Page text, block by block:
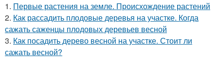
1. Первые растения на земле. Происхождение растений
2. Как рассадить плодовые деревья на участке. Когда
сажать саженцы плодовых деревьев весной
3. Как посадить дерево весной на участке. Стоит ли
сажать весной?